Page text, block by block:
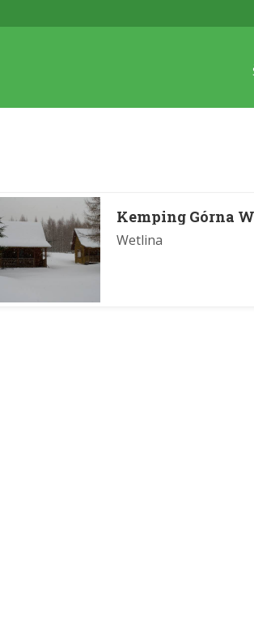
Kemping Górna
Wetlina